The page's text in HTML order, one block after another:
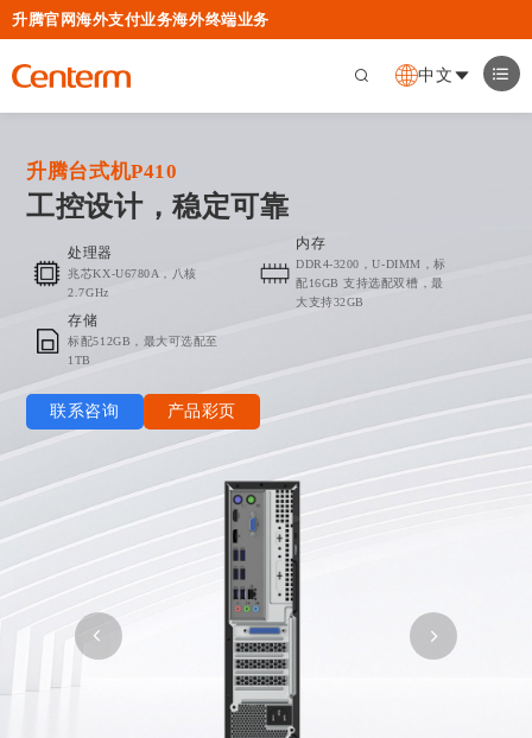
升腾官网海外支付业务海外终端业务
中文
升腾台式机P410
工控设计，稳定可靠
处理器
兆芯KX-U6780A，八核
2.7GHz
内存
DDR4-3200，U-DIMM，标
配16GB 支持选配双槽，最
大支持32GB
存储
标配512GB，最大可选配至
1TB
联系咨询 产品彩页